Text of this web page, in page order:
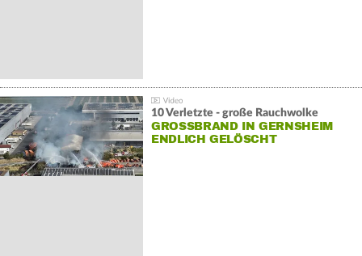
10 Verletzte - große Rauchwolke
GROSSBRAND IN GERNSHEIM E
NDLICH GELÖSCHT